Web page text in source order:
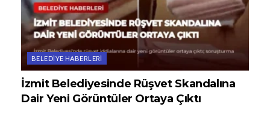
BELEDIYE HABERLERI
İzmit Belediyesinde Rüşvet Skandalına
Dair Yeni Görüntüler Ortaya Çıktı